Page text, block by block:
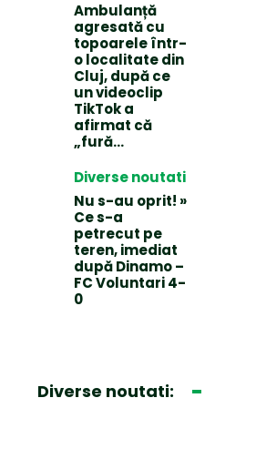
Ambulanță
agresată cu
topoarele într-
o localitate din
Cluj, după ce
un videoclip
TikTok a
afirmat că
„fură…
Diverse noutati
Nu s-au oprit! »
Ce s-a
petrecut pe
teren, imediat
după Dinamo –
FC Voluntari 4-
0
Diverse noutati: